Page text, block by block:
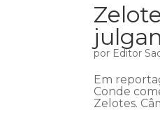
por Editor
Em
Conde
Zelotes.